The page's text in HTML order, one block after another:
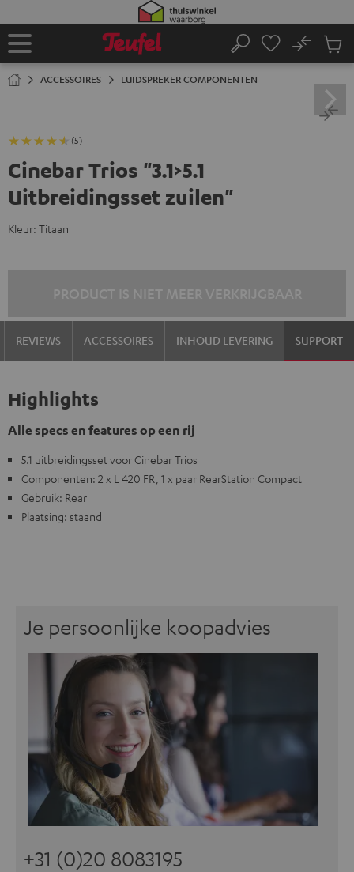
Home
Zoeken
No
ACCESSOIRES LUIDSPREKER COMPONENTEN
(5)
Cinebar Trios "3.1>5.1
Uitbreidingsset zuilen"
Kleur: Titaan
REVIEWS ACCESSOIRES INHOUD LEVERING SUPPORT
Highlights
Alle specs en features op een rij
5.1 uitbreidingsset voor Cinebar Trios
Componenten: 2 x L 420 FR, 1 x paar RearStation Compact
Gebruik: Rear
Plaatsing: staand
Je persoonlijke koopadvies
+31 (0)20 8083195